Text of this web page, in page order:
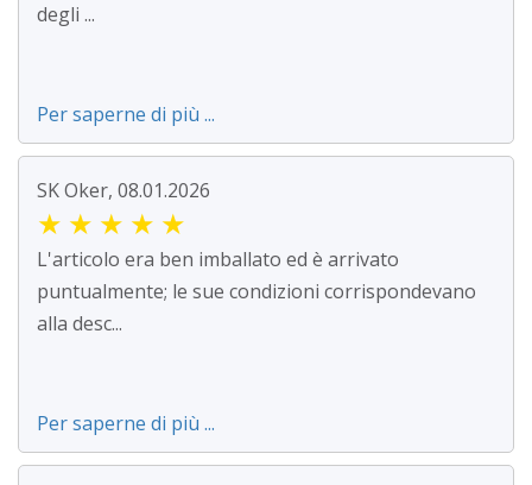
degli ...
Per saperne di più ...
SK Oker, 08.01.2026
★ ★ ★ ★ ★
L'articolo era ben imballato ed è arrivato
puntualmente; le sue condizioni corrispondevano
alla desc...
Per saperne di più ...